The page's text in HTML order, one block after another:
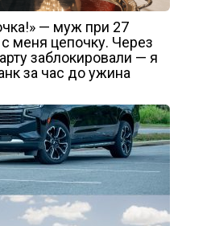
— муж при 27
с меня цепочку. Через
заблокировали — я
за час до ужина